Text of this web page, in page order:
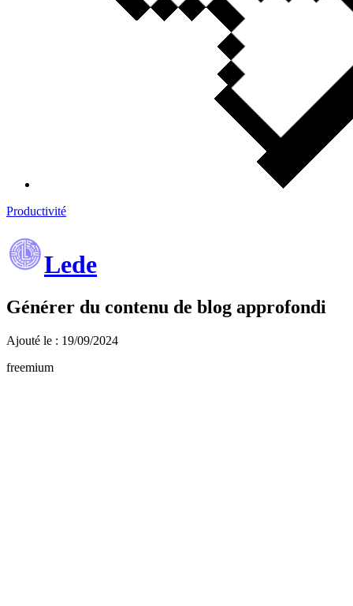
Productivité
Lede
Générer du contenu de blog approfondi
Ajouté le : 19/09/2024
freemium